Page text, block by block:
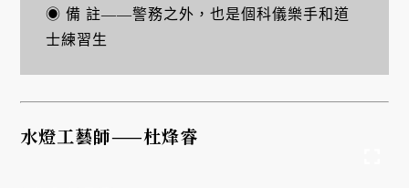
◉ 備 註――警務之外，也是個科儀樂手和道
士練習生
水燈工藝師——杜烽睿